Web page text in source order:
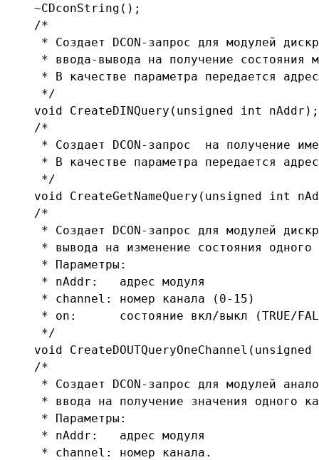
    ~CDconString();
    /*
* Создает DCON-запрос для модулей
* ввода-вывода на получение состояния
* В качестве параметра передается
     */
    void CreateDINQuery(unsigned int nAddr);
    /*
* Создает DCON-запрос  на получение
* В качестве параметра передается
     */
void CreateGetNameQuery(unsigned int
    /*
* Создает DCON-запрос для модулей
* вывода на изменение состояния одного
     * Параметры:
     * nAddr:   адрес модуля
     * channel: номер канала (0-15)
* on:      состояние вкл/выкл (TRUE/
     */
void
    /*
* Создает DCON-запрос для модулей
* ввода на получение значения одного
     * Параметры:
     * nAddr:   адрес модуля
     * channel: номер канала.